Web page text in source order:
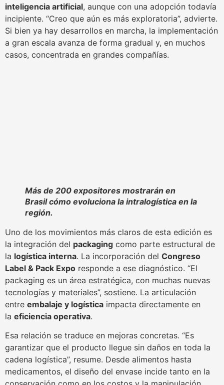
inteligencia artificial, aunque con una adopción todavía
incipiente. “Creo que aún es más exploratoria”, advierte.
Si bien ya hay desarrollos en marcha, la implementación
a gran escala avanza de forma gradual y, en muchos
casos, concentrada en grandes compañías.
Más de 200 expositores mostrarán en
Brasil cómo evoluciona la intralogística en la
región.
Uno de los movimientos más claros de esta edición es
la integración del packaging como parte estructural de
la logística interna. La incorporación del Congreso
Label & Pack Expo responde a ese diagnóstico. “El
packaging es un área estratégica, con muchas nuevas
tecnologías y materiales”, sostiene. La articulación
entre embalaje y logística impacta directamente en
la eficiencia operativa.
Esa relación se traduce en mejoras concretas. “Es
garantizar que el producto llegue sin daños en toda la
cadena logística”, resume. Desde alimentos hasta
medicamentos, el diseño del envase incide tanto en la